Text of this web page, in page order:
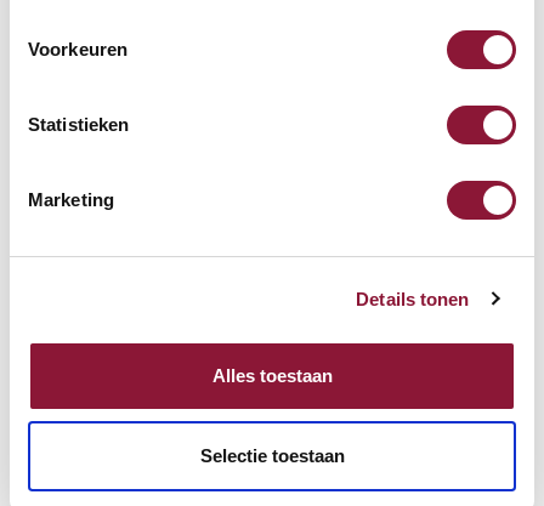
Voorkeuren
Statistieken
Marketing
Details tonen
Alles toestaan
Selectie toestaan
Opzoek naar een offerte op maat? Maak je werkplek compleet
Toevoegen aan vergelijker
Laagste Prijsgarantie
Gratis verzending